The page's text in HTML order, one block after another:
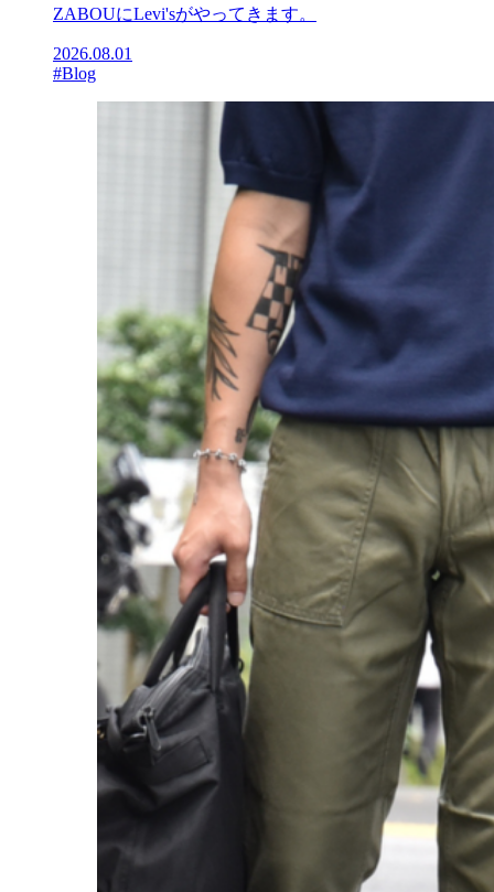
ZABOUにLevi'sがやってきます。
2026.08.01
#Blog